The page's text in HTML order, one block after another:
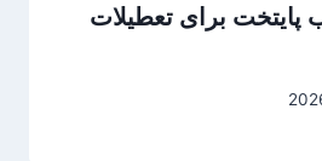
برای تعطیلات